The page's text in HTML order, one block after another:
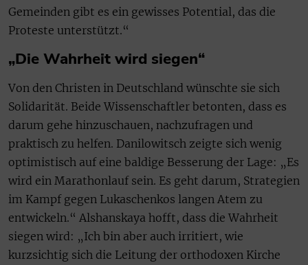
Gemeinden gibt es ein gewisses Potential, das die
Proteste unterstützt.“
„Die Wahrheit wird siegen“
Von den Christen in Deutschland wünschte sie sich
Solidarität. Beide Wissenschaftler betonten, dass es
darum gehe hinzuschauen, nachzufragen und
praktisch zu helfen. Danilowitsch zeigte sich wenig
optimistisch auf eine baldige Besserung der Lage: „Es
wird ein Marathonlauf sein. Es geht darum, Strategien
im Kampf gegen Lukaschenkos langen Atem zu
entwickeln.“ Alshanskaya hofft, dass die Wahrheit
siegen wird: „Ich bin aber auch irritiert, wie
kurzsichtig sich die Leitung der orthodoxen Kirche